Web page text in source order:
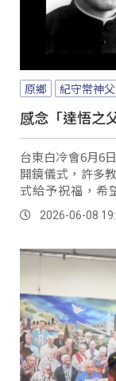
原鄉 紀守常神父
感念「達悟之
台東白冷會6月6
開鏡儀式，許多
式給予祝福，希
父。2026-06-08